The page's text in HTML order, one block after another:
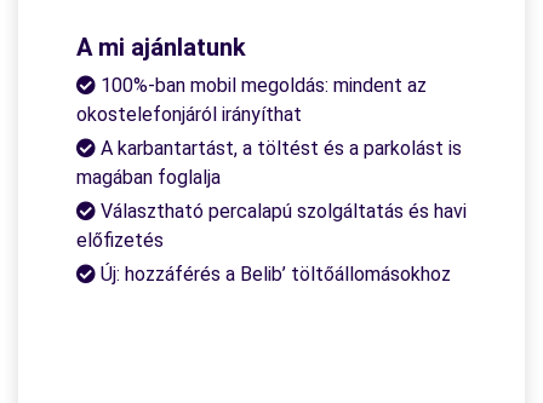
A mi ajánlatunk
100%-ban mobil megoldás: mindent az
okostelefonjáról irányíthat
A karbantartást, a töltést és a parkolást is
magában foglalja
Választható percalapú szolgáltatás és havi
előfizetés
Új: hozzáférés a Belib’ töltőállomásokhoz